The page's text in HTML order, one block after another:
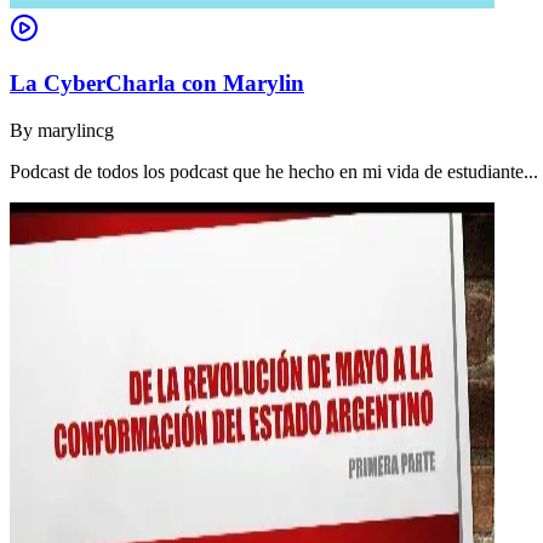
La CyberCharla con Marylin
By marylincg
Podcast de todos los podcast que he hecho en mi vida de